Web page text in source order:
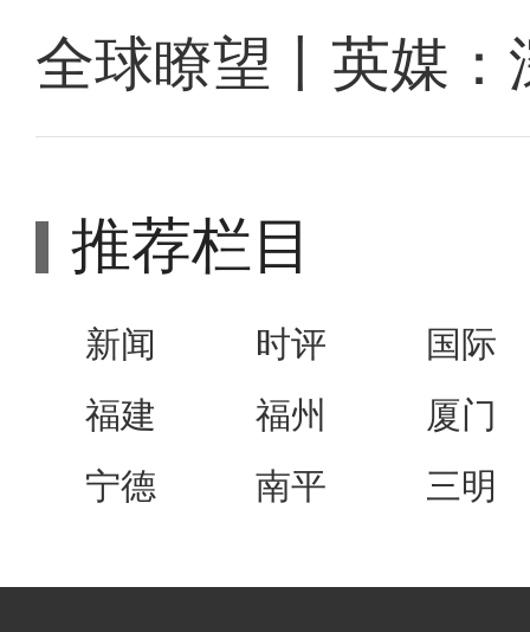
全球瞭望丨英媒
推荐栏目
新闻 时评
国际
福建
福州
厦门
宁德
南平 三明